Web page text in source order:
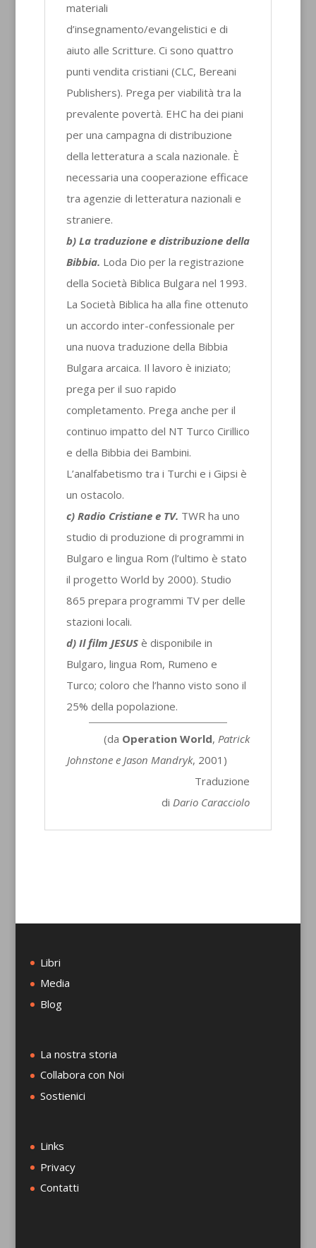
materiali
d’insegnamento/evangelistici e di
aiuto alle Scritture. Ci sono quattro
punti vendita cristiani (CLC, Bereani
Publishers). Prega per viabilità tra la
prevalente povertà. EHC ha dei piani
per una campagna di distribuzione
della letteratura a scala nazionale. È
necessaria una cooperazione efficace
tra agenzie di letteratura nazionali e
straniere.
b) La traduzione e distribuzione della
Bibbia. Loda Dio per la registrazione
della Società Biblica Bulgara nel 1993.
La Società Biblica ha alla fine ottenuto
un accordo inter-confessionale per
una nuova traduzione della Bibbia
Bulgara arcaica. Il lavoro è iniziato;
prega per il suo rapido
completamento. Prega anche per il
continuo impatto del NT Turco Cirillico
e della Bibbia dei Bambini.
L’analfabetismo tra i Turchi e i Gipsi è
un ostacolo.
c) Radio Cristiane e TV. TWR ha uno
studio di produzione di programmi in
Bulgaro e lingua Rom (l’ultimo è stato
il progetto World by 2000). Studio
865 prepara programmi TV per delle
stazioni locali.
d) Il film JESUSè disponibile in
Bulgaro, lingua Rom, Rumeno e
Turco; coloro che l’hanno visto sono il
25% della popolazione.
(da Operation World,Patrick
Johnstone e Jason Mandryk, 2001)
Traduzione
diDario Caracciolo
Libri
Media
Blog
La nostra storia
Collabora con Noi
Sostienici
Links
Privacy
Contatti